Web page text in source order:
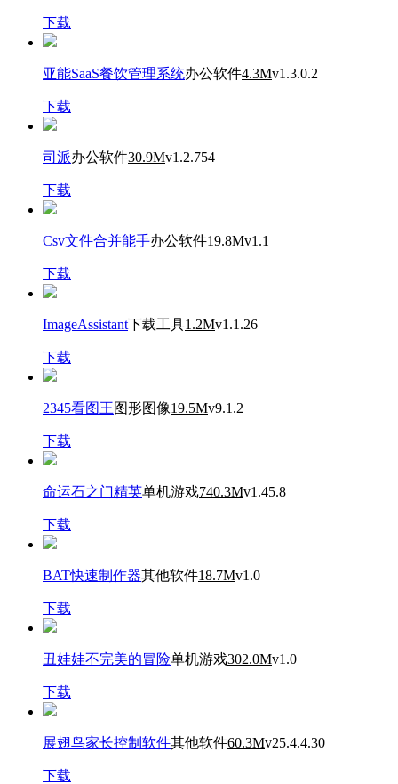
下载
亚能SaaS餐饮管理系统办公软件4.3Mv1.3.0.2
下载
司派办公软件30.9Mv1.2.754
下载
Csv文件合并能手办公软件19.8Mv1.1
下载
ImageAssistant下载工具1.2Mv1.1.26
下载
2345看图王图形图像19.5Mv9.1.2
下载
命运石之门精英单机游戏740.3Mv1.45.8
下载
BAT快速制作器其他软件18.7Mv1.0
下载
丑娃娃不完美的冒险单机游戏302.0Mv1.0
下载
展翅鸟家长控制软件其他软件60.3Mv25.4.4.30
下载